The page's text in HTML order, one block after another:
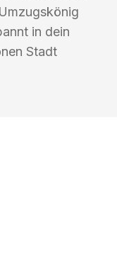
in dein
Stadt